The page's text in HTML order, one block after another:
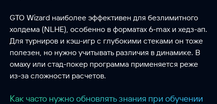
GTO Wizard наиболее эффективен для безлимитного
холдема (NLHE), особенно в форматах 6-max и хедз-ап.
Для турниров и кэш-игр с глубокими стеками он тоже
полезен, но нужно учитывать различия в динамике. В
омаху или стад-покер программа применяется реже
из-за сложности расчетов.
Как часто нужно обновлять знания при обучении